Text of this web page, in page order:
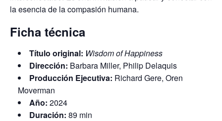
la esencia de la compasión humana.
Ficha técnica
Título original: Wisdom of Happiness
Dirección: Barbara Miller, Philip Delaquis
Producción Ejecutiva: Richard Gere, Oren
Moverman
Año: 2024
Duración: 89 min